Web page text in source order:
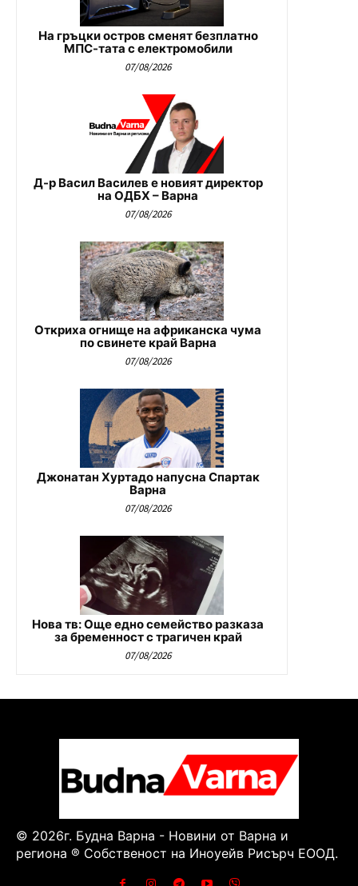
На гръцки остров сменят безплатно
МПС-тата с електромобили
07/08/2026
Д-р Васил Василев е новият директор
на ОДБХ – Варна
07/08/2026
Откриха огнище на африканска чума
по свинете край Варна
07/08/2026
Джонатан Хуртадо напусна Спартак
Варна
07/08/2026
Нова тв: Още едно семейство разказа
за бременност с трагичен край
07/08/2026
© 2026г. Будна Варна - Новини от Варна и
региона ® Собственост на Иноуейв Рисърч ЕООД.